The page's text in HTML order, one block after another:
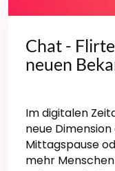
Chat -
neuen
Im digitalen
neue
Mittagspause
mehr